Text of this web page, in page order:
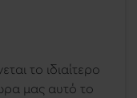
το ιδιαίτερο
μας αυτό το